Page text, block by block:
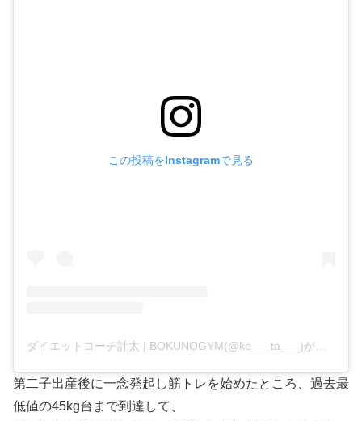
この投稿をInstagramで見る
ダイエットコーチ計太 | BOKUNOGYM(@ke___ta___)がシェアした投稿
第二子出産後に一念発起し筋トレを始めたところ、過去最
低値の45kg台まで到達して、